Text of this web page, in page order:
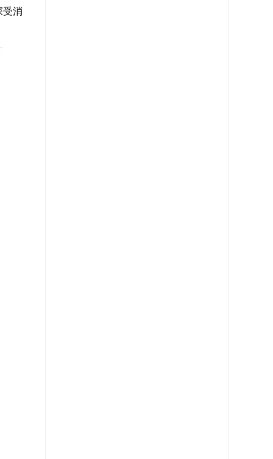
受消